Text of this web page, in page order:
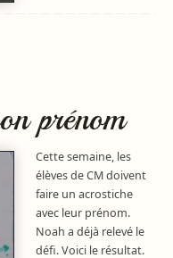
prénom
Cette semaine, les
élèves de CM doivent
faire un acrostiche
avec leur prénom.
Noah a déjà relevé le
défi. Voici le résultat.